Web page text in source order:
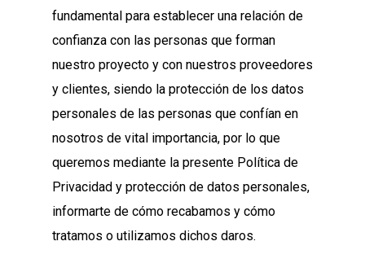
fundamental para establecer una relación de
confianza con las personas que forman
nuestro proyecto y con nuestros proveedores
y clientes, siendo la protección de los datos
personales de las personas que confían en
nosotros de vital importancia, por lo que
queremos mediante la presente Política de
Privacidad y protección de datos personales,
informarte de cómo recabamos y cómo
tratamos o utilizamos dichos daros.